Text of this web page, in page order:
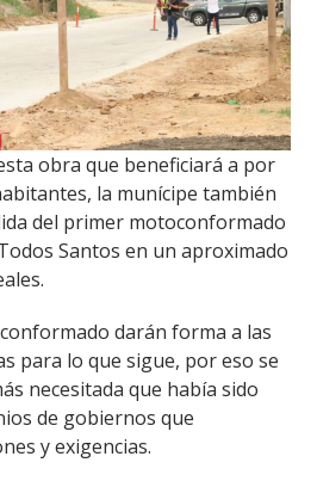
obra que beneficiará a por
la munícipe también
del primer motoconformado
Santos en un aproximado
darán forma a las
para lo que sigue, por eso se
necesitada que había sido
de gobiernos que
y exigencias.